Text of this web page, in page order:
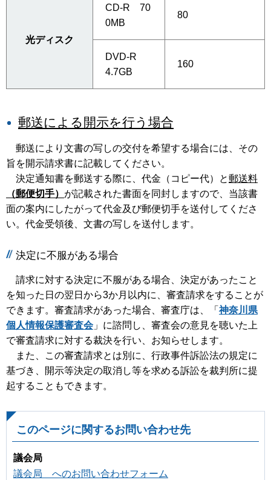
光ディスク
CD-R 70
0MB
80
DVD-R
4.7GB
160
郵送による開示を行う場合
郵送により文書の写しの交付を希望する場合には、その
旨を開示請求書に記載してください。
決定通知書を郵送する際に、代金（コピー代）と郵送料
（郵便切手） が記載された書面を同封しますので、当該書
面の案内にしたがって代金及び郵便切手を送付してくださ
い。代金受領後、文書の写しを送付します。
決定に不服がある場合
請求に対する決定に不服がある場合、決定があったこと
を知った日の翌日から3か月以内に、審査請求をすることが
できます。審査請求があった場合、審査庁は、「 神奈川県
個人情報保護審査会」に諮問し、審査会の意見を聴いた上
で審査請求に対する裁決を行い、お知らせします。
また、この審査請求とは別に、行政事件訴訟法の規定に
基づき、開示等決定の取消し等を求める訴訟を裁判所に提
起することもできます。
このページに関するお問い合わせ先
議会局
議会局 へのお問い合わせフォーム